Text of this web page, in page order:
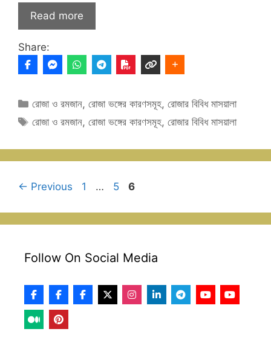
Read more
Share:
Categories
রোজা ও রমজান,রোজা ভঙ্গের কারণসমূহ,রোজার বিবিধ মাসয়ালা
Tags
রোজা ও রমজান,রোজা ভঙ্গের কারণসমূহ,রোজার বিবিধ মাসয়ালা
← Previous Page
1 … Page
5 Page
6
Follow On Social Media